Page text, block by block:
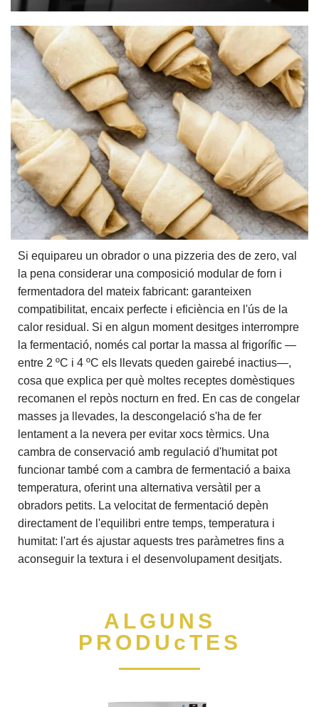
Si equipareu un obrador o una pizzeria des de zero, val
la pena considerar una composició modular de forn i
fermentadora del mateix fabricant: garanteixen
compatibilitat, encaix perfecte i eficiència en l'ús de la
calor residual. Si en algun moment desitges interrompre
la fermentació, només cal portar la massa al frigorífic —
entre 2 ºC i 4 ºC els llevats queden gairebé inactius—,
cosa que explica per què moltes receptes domèstiques
recomanen el repòs nocturn en fred. En cas de congelar
masses ja llevades, la descongelació s'ha de fer
lentament a la nevera per evitar xocs tèrmics. Una
cambra de conservació amb regulació d'humitat pot
funcionar també com a cambra de fermentació a baixa
temperatura, oferint una alternativa versàtil per a
obradors petits. La velocitat de fermentació depèn
directament de l'equilibri entre temps, temperatura i
humitat: l'art és ajustar aquests tres paràmetres fins a
aconseguir la textura i el desenvolupament desitjats.
ALGUNS
PRODUcTES